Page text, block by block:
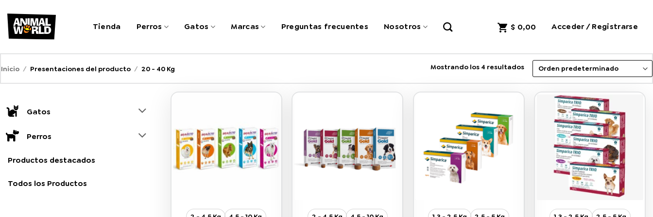
contenido
Tienda Perros Gatos Marcas Preguntas frecuentes Nosotros $ 0,00 Acceder / Registrarse
Inicio / Presentaciones del producto / 20 - 40 Kg Mostrando los 4 resultados
Gatos
Perros
Productos destacados
Todos los Productos